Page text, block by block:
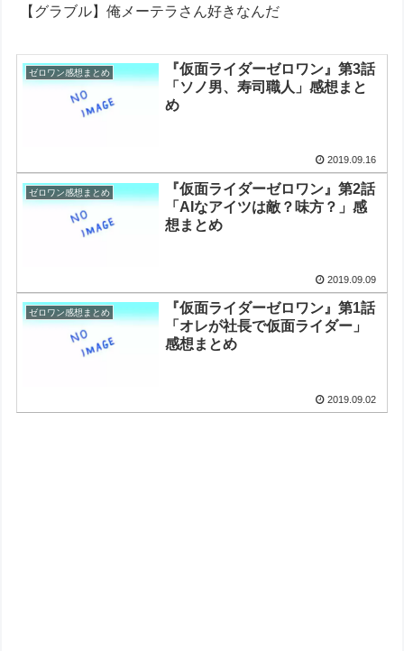
【グラブル】俺メーテラさん好きなんだ
ゼロワン感想まとめ
『仮面ライダーゼロワン』第3話
「ソノ男、寿司職人」感想まと
め
2019.09.16
ゼロワン感想まとめ
『仮面ライダーゼロワン』第2話
「AIなアイツは敵？味方？」感
想まとめ
2019.09.09
ゼロワン感想まとめ
『仮面ライダーゼロワン』第1話
「オレが社長で仮面ライダー」
感想まとめ
2019.09.02